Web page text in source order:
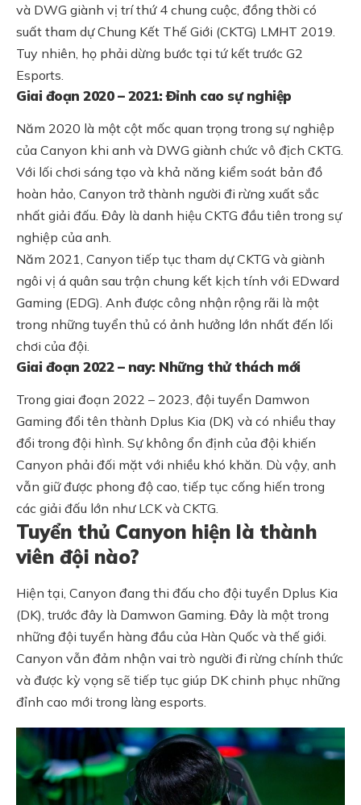
và DWG giành vị trí thứ 4 chung cuộc, đồng thời có
suất tham dự Chung Kết Thế Giới (CKTG) LMHT 2019.
Tuy nhiên, họ phải dừng bước tại tứ kết trước G2
Esports.
Giai đoạn 2020 – 2021: Đỉnh cao sự nghiệp
Năm 2020 là một cột mốc quan trọng trong sự nghiệp
của Canyon khi anh và DWG giành chức vô địch CKTG.
Với lối chơi sáng tạo và khả năng kiểm soát bản đồ
hoàn hảo, Canyon trở thành người đi rừng xuất sắc
nhất giải đấu. Đây là danh hiệu CKTG đầu tiên trong sự
nghiệp của anh.
Năm 2021, Canyon tiếp tục tham dự CKTG và giành
ngôi vị á quân sau trận chung kết kịch tính với EDward
Gaming (EDG). Anh được công nhận rộng rãi là một
trong những tuyển thủ có ảnh hưởng lớn nhất đến lối
chơi của đội.
Giai đoạn 2022 – nay: Những thử thách mới
Trong giai đoạn 2022 – 2023, đội tuyển Damwon
Gaming đổi tên thành Dplus Kia (DK) và có nhiều thay
đổi trong đội hình. Sự không ổn định của đội khiến
Canyon phải đối mặt với nhiều khó khăn. Dù vậy, anh
vẫn giữ được phong độ cao, tiếp tục cống hiến trong
các giải đấu lớn như LCK và CKTG.
Tuyển thủ Canyon hiện là thành
viên đội nào?
Hiện tại, Canyon đang thi đấu cho đội tuyển Dplus Kia
(DK), trước đây là Damwon Gaming. Đây là một trong
những đội tuyển hàng đầu của Hàn Quốc và thế giới.
Canyon vẫn đảm nhận vai trò người đi rừng chính thức
và được kỳ vọng sẽ tiếp tục giúp DK chinh phục những
đỉnh cao mới trong làng esports.